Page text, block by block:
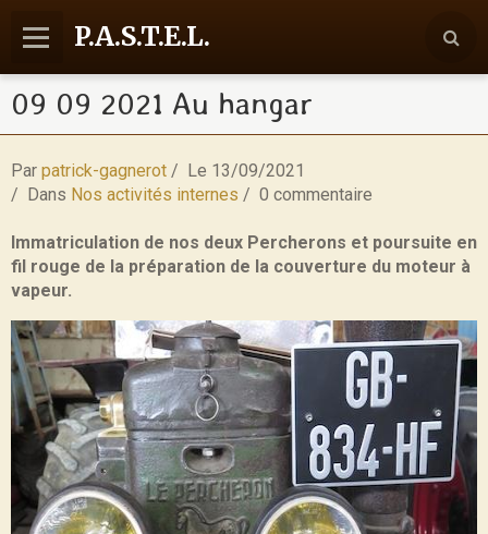
P.A.S.T.E.L.
Accueil
Agenda
Reportages
Nos activités
Communication
Contact
09 09 2021 Au hangar
Par patrick-gagnerot
Le 13/09/2021
Dans Nos activités internes 0 commentaire
Immatriculation de nos deux Percherons et poursuite en
fil rouge de la préparation de la couverture du moteur à
vapeur.